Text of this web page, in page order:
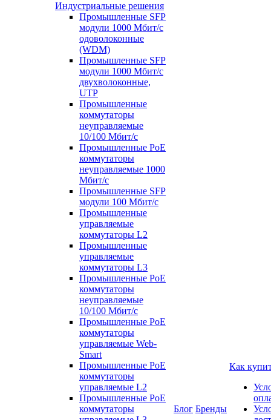
Индустриальные решения
Промышленные SFP
модули 1000 Мбит/c
одоволоконные
(WDM)
Промышленные SFP
модули 1000 Мбит/c
двухволоконные,
UTP
Промышленные
коммутаторы
неуправляемые
10/100 Мбит/с
Промышленные PoE
коммутаторы
неуправляемые 1000
Мбит/с
Промышленные SFP
модули 100 Мбит/c
Промышленные
управляемые
коммутаторы L2
Промышленные
управляемые
коммутаторы L3
Промышленные PoE
коммутаторы
неуправляемые
10/100 Мбит/с
Промышленные PoE
коммутаторы
управляемые Web-
Smart
Промышленные PoE
коммутаторы
управляемые L2
Промышленные PoE
коммутаторы
Блог Бренды
Как